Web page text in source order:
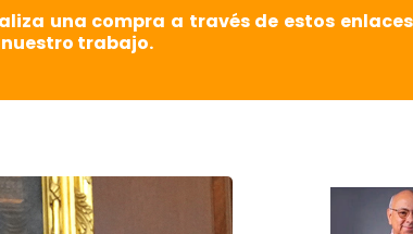
una compra a través de estos
trabajo.